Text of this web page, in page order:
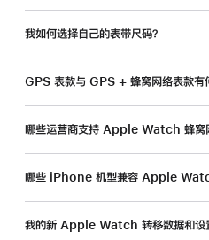
我如何选择自己的表带尺码？
GPS 表款与 GPS + 蜂窝网络表款有
哪些运营商支持 Apple Watch 蜂窝
哪些 iPhone 机型兼容 Apple
我的新 Apple Watch 转移数据和设